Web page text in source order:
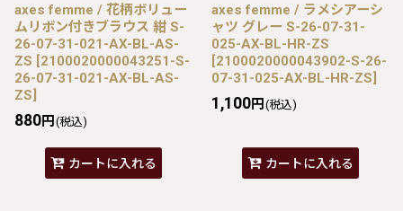
axes femme / 花柄ボリュー
ムリボン付きブラウス 紺 S-
26-07-31-021-AX-BL-AS-
ZS [2100020000043251-S-
26-07-31-021-AX-BL-AS-
ZS]
880円 (税込)
カートに入れる
axes femme / ラメシアーシ
ャツ グレー S-26-07-31-
025-AX-BL-HR-ZS
[2100020000043902-S-26-
07-31-025-AX-BL-HR-ZS]
1,100円 (税込)
カートに入れる